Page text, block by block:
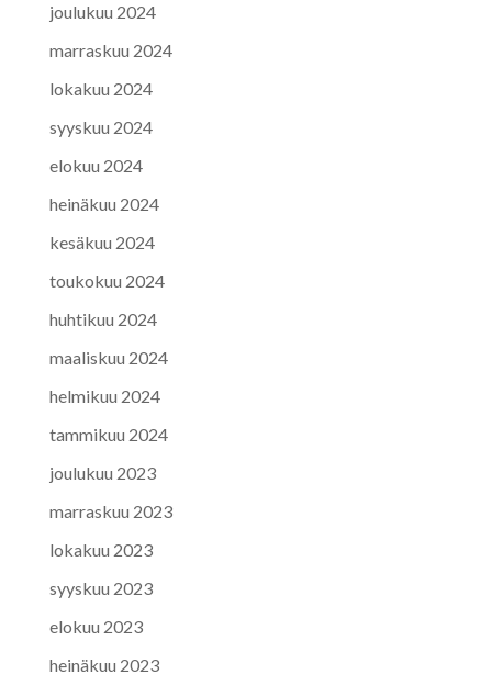
joulukuu 2024
marraskuu 2024
lokakuu 2024
syyskuu 2024
elokuu 2024
heinäkuu 2024
kesäkuu 2024
toukokuu 2024
huhtikuu 2024
maaliskuu 2024
helmikuu 2024
tammikuu 2024
joulukuu 2023
marraskuu 2023
lokakuu 2023
syyskuu 2023
elokuu 2023
heinäkuu 2023